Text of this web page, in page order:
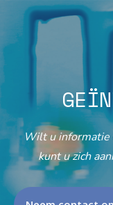
Wilt u informatie
kunt u zich